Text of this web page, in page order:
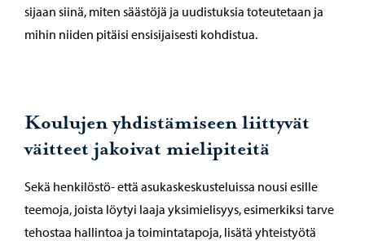
sijaan siinä, miten säästöjä ja uudistuksia toteutetaan ja
mihin niiden pitäisi ensisijaisesti kohdistua.
Koulujen yhdistämiseen liittyvät
väitteet jakoivat mielipiteitä
Sekä henkilöstö- että asukaskeskusteluissa nousi esille
teemoja, joista löytyi laaja yksimielisyys, esimerkiksi tarve
tehostaa hallintoa ja toimintatapoja, lisätä yhteistyötä